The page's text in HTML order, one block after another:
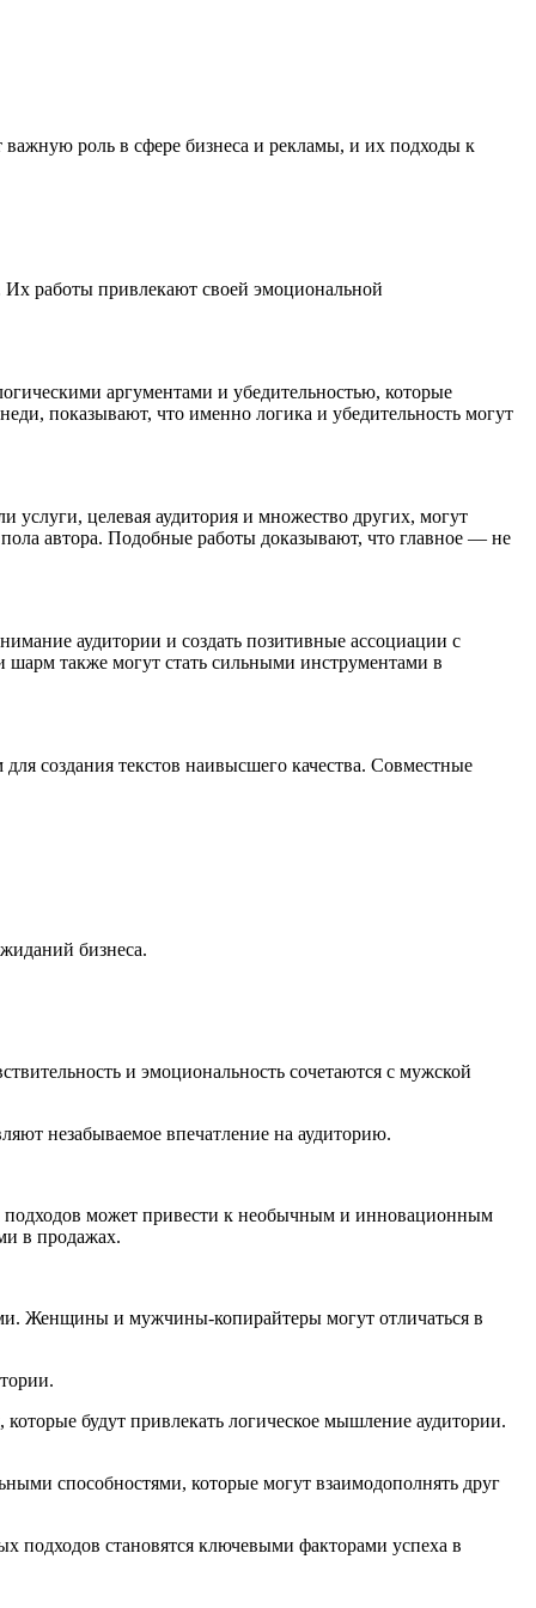
роль в сфере бизнеса и рекламы, и их подходы к
работы привлекают своей эмоциональной
аргументами и убедительностью, которые
показывают, что именно логика и убедительность могут
целевая аудитория и множество других, могут
автора. Подобные работы доказывают, что главное — не
аудитории и создать позитивные ассоциации с
также могут стать сильными инструментами в
создания текстов наивысшего качества. Совместные
бизнеса.
и эмоциональность сочетаются с мужской
незабываемое впечатление на аудиторию.
подходов может привести к необычным и инновационным
в продажах.
Женщины и мужчины-копирайтеры могут отличаться в
будут привлекать логическое мышление аудитории.
способностями, которые могут взаимодополнять друг
подходов становятся ключевыми факторами успеха в